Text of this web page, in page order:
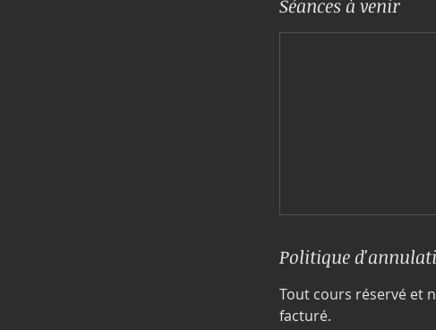
Séances à venir
Politique
Tout cours réservé et
facturé.